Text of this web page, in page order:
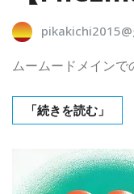
ムームードメインで
「続きを読む」